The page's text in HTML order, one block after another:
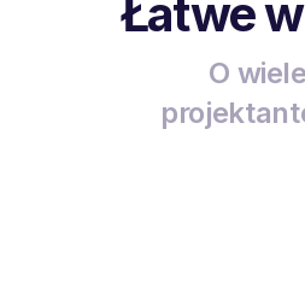
Łatwe
O